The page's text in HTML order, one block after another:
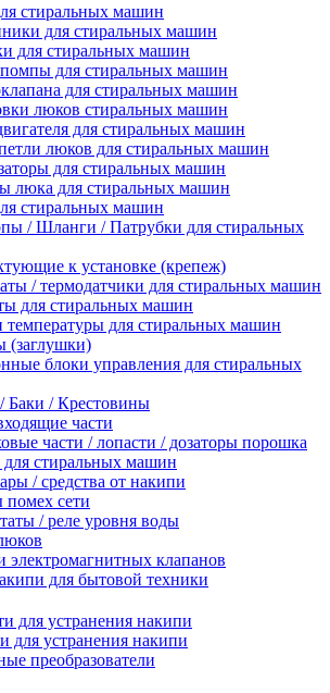
стиральных машин
для стиральных машин
для стиральных машин
для стиральных машин
для стиральных машин
люков стиральных машин
для стиральных машин
люков для стиральных машин
для стиральных машин
люка для стиральных машин
стиральных машин
/ Шланги / Патрубки для стиральных
к установке (крепеж)
/ термодатчики для стиральных машин
для стиральных машин
температуры для стиральных машин
(заглушки)
блоки управления для стиральных
/ Крестовины
части
части / лопасти / дозаторы порошка
стиральных машин
/ средства от накипи
помех сети
/ реле уровня воды
электромагнитных клапанов
для бытовой техники
для устранения накипи
для устранения накипи
преобразователи